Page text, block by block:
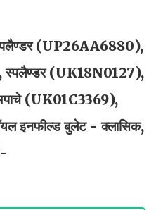
(UP26AA6880),
(UK18N0127),
(UK01C3369),
इनफील्ड बुलेट - क्लासिक,